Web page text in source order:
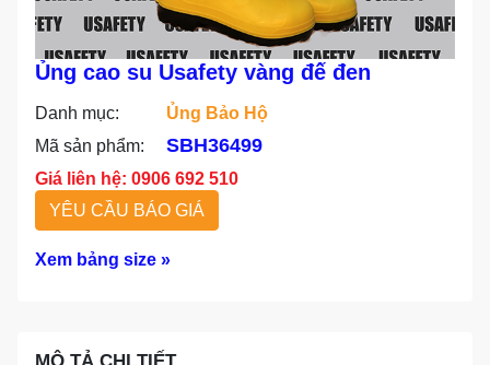
Ủng cao su Usafety vàng đế đen
Danh mục:
Ủng Bảo Hộ
Mã sản phẩm:
SBH36499
Giá liên hệ: 0906 692 510
YÊU CẦU BÁO GIÁ
Xem bảng size »